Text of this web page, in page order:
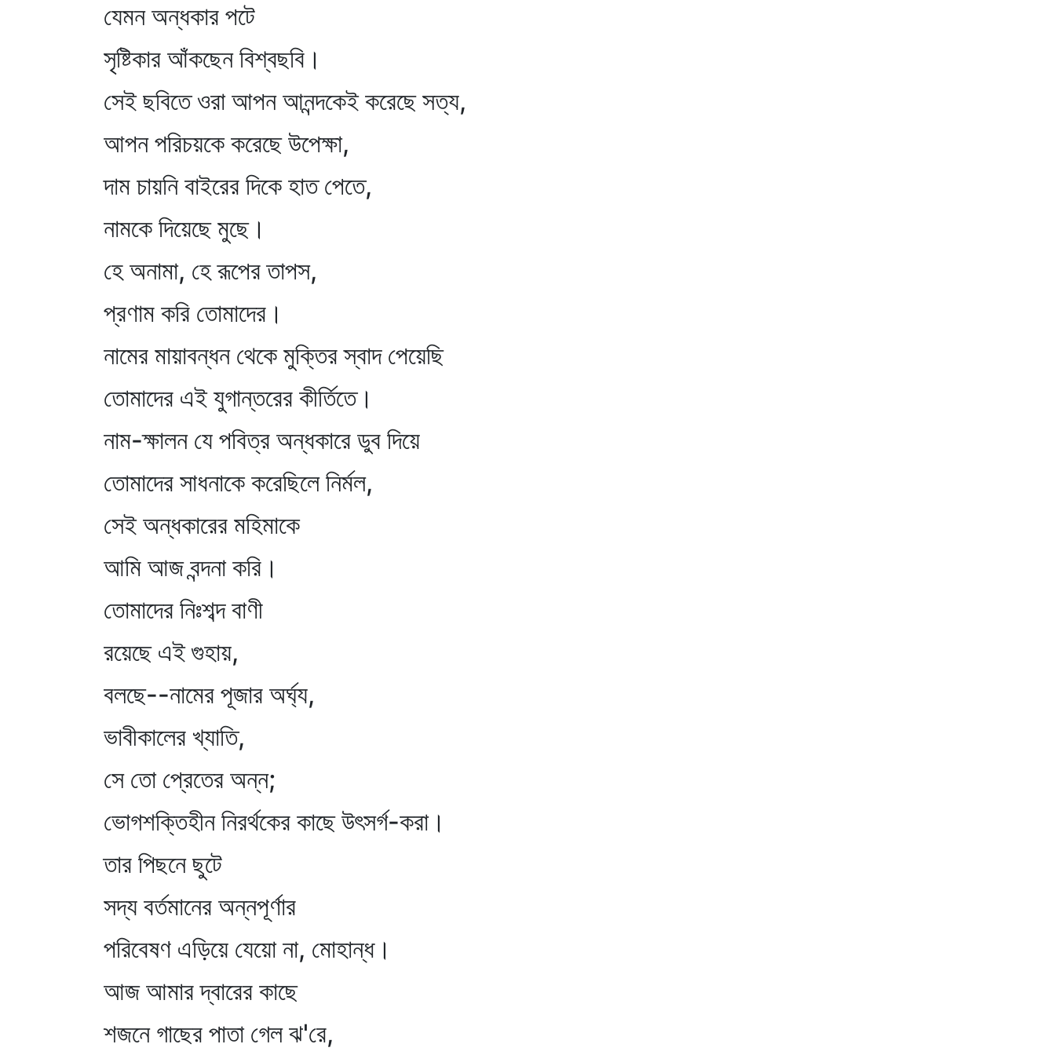
যেমন অন্ধকার পটে
সৃষ্টিকার আঁকছেন বিশ্বছবি।
সেই ছবিতে ওরা আপন আনন্দকেই করেছে সত্য,
আপন পরিচয়কে করেছে উপেক্ষা,
দাম চায়নি বাইরের দিকে হাত পেতে,
নামকে দিয়েছে মুছে।
হে অনামা, হে রূপের তাপস,
প্রণাম করি তোমাদের।
নামের মায়াবন্ধন থেকে মুক্তির স্বাদ পেয়েছি
তোমাদের এই যুগান্তরের কীর্তিতে।
নাম-ক্ষালন যে পবিত্র অন্ধকারে ডুব দিয়ে
তোমাদের সাধনাকে করেছিলে নির্মল,
সেই অন্ধকারের মহিমাকে
আমি আজ বন্দনা করি।
তোমাদের নিঃশব্দ বাণী
রয়েছে এই গুহায়,
বলছে--নামের পূজার অর্ঘ্য,
ভাবীকালের খ্যাতি,
সে তো প্রেতের অন্ন;
ভোগশক্তিহীন নিরর্থকের কাছে উৎসর্গ-করা।
তার পিছনে ছুটে
সদ্য বর্তমানের অন্নপূর্ণার
পরিবেষণ এড়িয়ে যেয়ো না, মোহান্ধ।
আজ আমার দ্বারের কাছে
শজনে গাছের পাতা গেল ঝ'রে,